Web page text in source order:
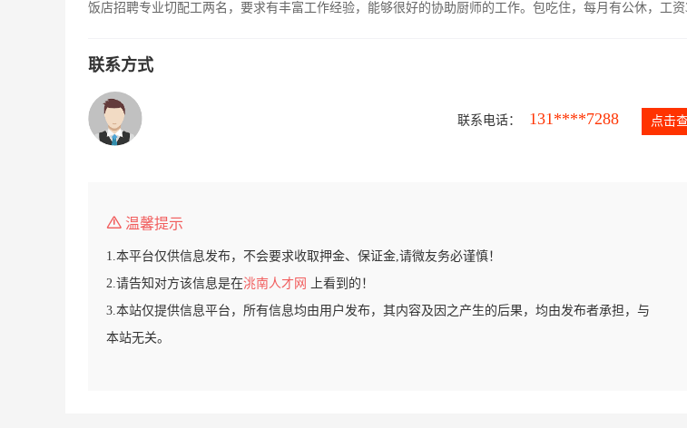
饭店招聘专业切配工两名，要求有丰富工作经验，能够很好的协助厨师的工作。包吃住，每月有公休，工资
联系方式
联系电话： 131****7288 点击
温馨提示
1.本平台仅供信息发布，不会要求收取押金、保证金,请微友务必谨慎！
2.请告知对方该信息是在洮南人才网
上看到的！
3.本站仅提供信息平台，所有信息均由用户发布，其内容及因之产生的后果，均由发布者承担，与
本站无关。